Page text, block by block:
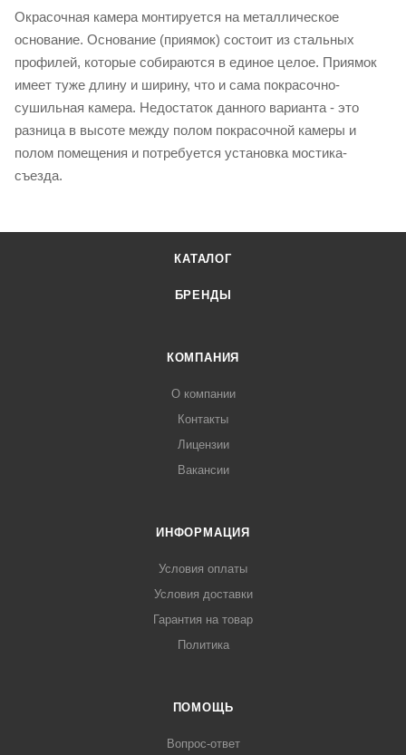
Окрасочная камера монтируется на металлическое
основание. Основание (приямок) состоит из стальных
профилей, которые собираются в единое целое. Приямок
имеет туже длину и ширину, что и сама покрасочно-
сушильная камера. Недостаток данного варианта - это
разница в высоте между полом покрасочной камеры и
полом помещения и потребуется установка мостика-
съезда.
КАТАЛОГ
БРЕНДЫ
КОМПАНИЯ
О компании
Контакты
Лицензии
Вакансии
ИНФОРМАЦИЯ
Условия оплаты
Условия доставки
Гарантия на товар
Политика
ПОМОЩЬ
Вопрос-ответ